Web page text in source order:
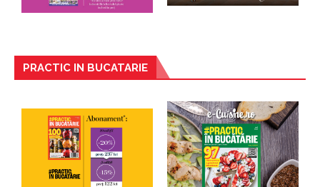
PRACTIC IN BUCATARIE